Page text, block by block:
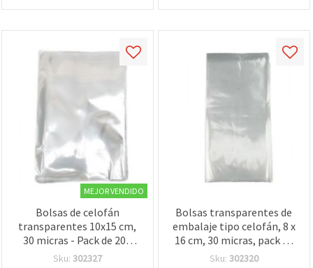
MEJOR VENDIDO
Bolsas de celofán
transparentes 10x15 cm,
30 micras - Pack de 200
unidades
Sku: 302327
Bolsas transparentes de
embalaje tipo celofán, 8 x
16 cm, 30 micras, pack de
200 – para
Sku: 302320